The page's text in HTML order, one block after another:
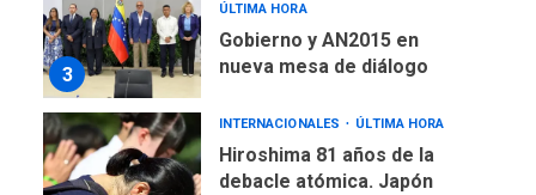
3
ÚLTIMA HORA
Gobierno y AN2015 en
nueva mesa de diálogo
INTERNACIONALES ÚLTIMA HORA
Hiroshima 81 años de la
debacle atómica. Japón